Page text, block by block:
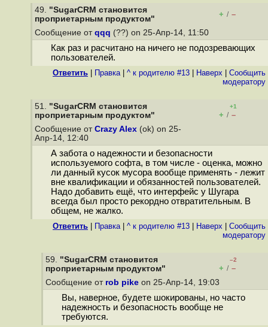
49. "SugarCRM становится
проприетарным продуктом"
+ / –
Сообщение от qqq (??) on 25-Апр-14, 11:50
Как раз и расчитано на ничего не подозревающих
пользователей.
Ответить Правка| ^ к родителю #13 Наверх
Cообщить
модератору
51. "SugarCRM становится
проприетарным продуктом"
+1
+ / –
Сообщение от Crazy Alex (ok) on 25-
Апр-14, 12:40
А забота о надежности и безопасности
используемого софта, в том числе - оценка, можно
ли данный кусок мусора вообще применять - лежит
вне квалификации и обязанностей пользователей.
Надо добавить ещё, что интерфейс у Шугара
всегда был просто рекордно отвратительным. В
общем, не жалко.
Ответить Правка| ^ к родителю #13 Наверх
Cообщить
модератору
59. "SugarCRM становится
проприетарным продуктом"
–2
+ / –
Сообщение от rob pike on 25-Апр-14, 19:03
Вы, наверное, будете шокированы, но часто
надежность и безопасность вообще не
требуются.